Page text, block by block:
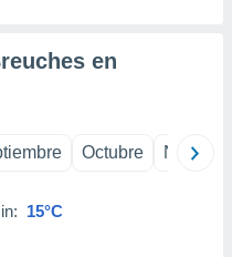
en
Octubre
15°C